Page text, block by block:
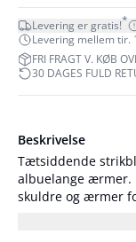
Levering er gratis!*
Levering mellem tir.
FRI FRAGT V. KØB
30 DAGES FULD
Beskrivelse
Tætsiddende
albuelange ærmer.
skuldre og ærmer
Modellen er 176